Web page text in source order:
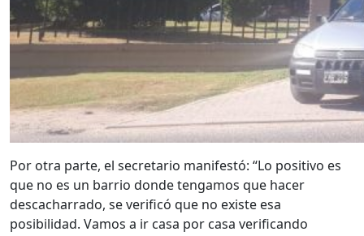
Por otra parte, el secretario manifestó: “Lo positivo es
que no es un barrio donde tengamos que hacer
descacharrado, se verificó que no existe esa
posibilidad. Vamos a ir casa por casa verificando